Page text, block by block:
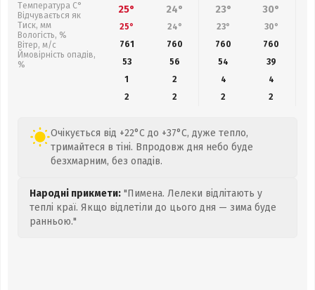
Температура С°
Відчувається як
Тиск, мм
Вологість, %
Вітер, м/с
Ймовірність опадів,
%
25° 24° 23° 30°
25° 24° 23° 30°
761
760 760 760
53
56 54 39
1
2 4
4
2
2 2 2
Очікується від +22°C до +37°C, дуже тепло,
тримайтеся в тіні. Впродовж дня небо буде
безхмарним, без опадів.
Народні прикмети: "Пимена. Лелеки відлітають у
теплі краї. Якщо відлетіли до цього дня — зима буде
ранньою."